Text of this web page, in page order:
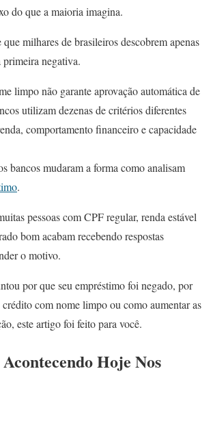
do que a maioria imagina.
milhares de brasileiros descobrem apenas
primeira negativa.
limpo não garante aprovação automática de
utilizam dezenas de critérios diferentes
comportamento financeiro e capacidade
bancos mudaram a forma como analisam
.
pessoas com CPF regular, renda estável
bom acabam recebendo respostas
o motivo.
por que seu empréstimo foi negado, por
com nome limpo ou como aumentar as
este artigo foi feito para você.
Hoje Nos